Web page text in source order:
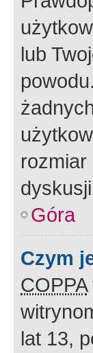
lub
rozmiar
Góra
Czym
COPPA
lat 13,